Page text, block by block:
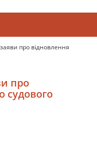
про відновлення
про
судового